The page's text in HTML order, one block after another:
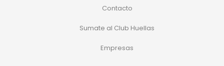
Contacto
Sumate al Club Huellas
Empresas